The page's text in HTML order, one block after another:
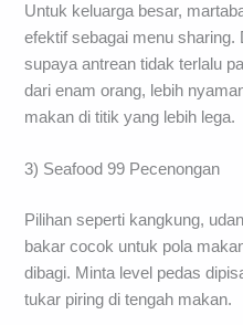
Untuk keluarga besar,
efektif sebagai menu
supaya antrean tidak terlalu
dari enam orang, lebih
makan di titik yang lebih lega.
3) Seafood 99 Pecenongan
Pilihan seperti kangkung,
bakar cocok untuk pola
dibagi. Minta level pedas
tukar piring di tengah makan.